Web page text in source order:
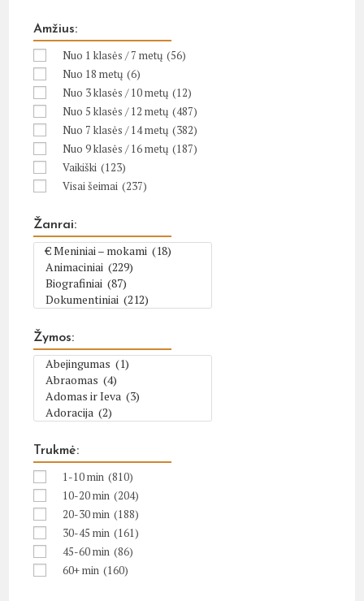
Amžius:
Nuo 1 klasės / 7 metų (56)
Nuo 18 metų (6)
Nuo 3 klasės / 10 metų (12)
Nuo 5 klasės / 12 metų (487)
Nuo 7 klasės / 14 metų (382)
Nuo 9 klasės / 16 metų (187)
Vaikiški (123)
Visai šeimai (237)
Žanrai:
Žymos:
Trukmė:
1-10 min (810)
10-20 min (204)
20-30 min (188)
30-45 min (161)
45-60 min (86)
60+ min (160)